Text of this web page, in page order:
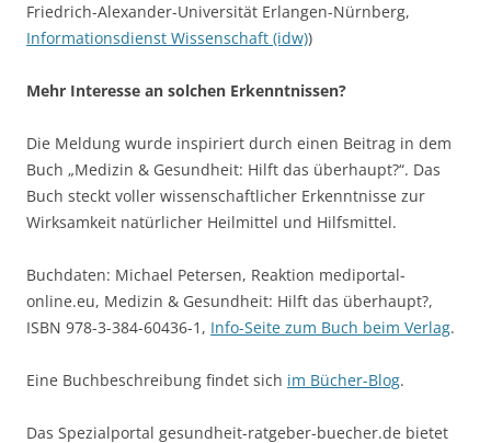
Friedrich-Alexander-Universität Erlangen-Nürnberg,
Informationsdienst Wissenschaft (idw))
Mehr Interesse an solchen Erkenntnissen?
Die Meldung wurde inspiriert durch einen Beitrag in dem
Buch „Medizin & Gesundheit: Hilft das überhaupt?“. Das
Buch steckt voller wissenschaftlicher Erkenntnisse zur
Wirksamkeit natürlicher Heilmittel und Hilfsmittel.
Buchdaten: Michael Petersen, Reaktion mediportal-
online.eu, Medizin & Gesundheit: Hilft das überhaupt?,
ISBN 978-3-384-60436-1, Info-Seite zum Buch beim Verlag.
Eine Buchbeschreibung findet sich im Bücher-Blog.
Das Spezialportal gesundheit-ratgeber-buecher.de bietet